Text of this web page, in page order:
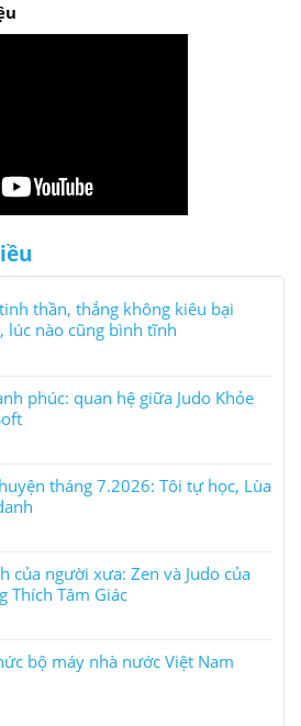
thần, thắng không kiêu bại
lúc nào cũng bình tĩnh
phúc: quan hệ giữa Judo Khỏe
tháng 7.2026: Tôi tự học, Lùa
của người xưa: Zen và Judo của
Thích Tâm Giác
bộ máy nhà nước Việt Nam